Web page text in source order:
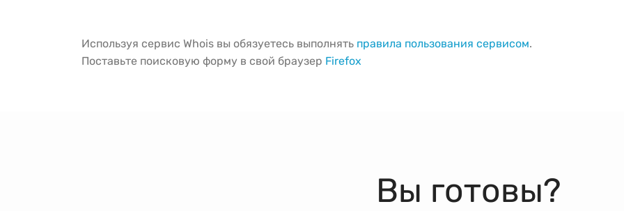
Используя сервис Whois вы обязуетесь выполнять правила пользования сервисом.
Поставьте поисковую форму в свой браузер Firefox
Вы готовы?